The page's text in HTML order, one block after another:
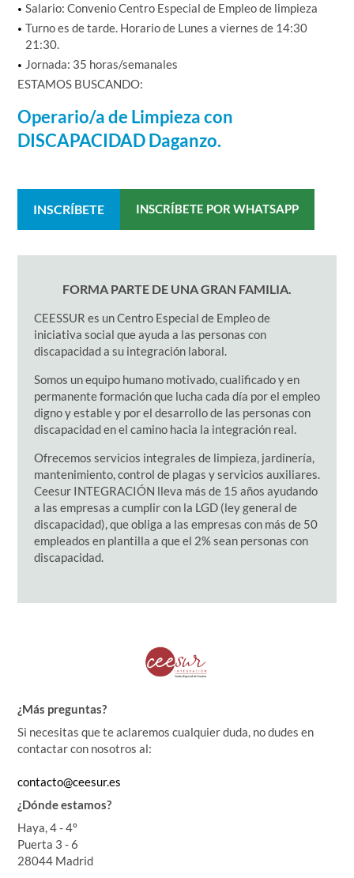
ESTAMOS BUSCANDO:
Operario/a de Limpieza con
DISCAPACIDAD Daganzo.
INSCRÍBETE INSCRÍBETE POR WHATSAPP
Salario: Convenio Centro Especial de Empleo de limpieza
Turno es de tarde. Horario de Lunes a viernes de 14:30
21:30.
Jornada: 35 horas/semanales
FORMA PARTE DE UNA GRAN FAMILIA.
CEESSUR es un Centro Especial de Empleo de
iniciativa social que ayuda a las personas con
discapacidad a su integración laboral.
Somos un equipo humano motivado, cualificado y en
permanente formación que lucha cada día por el empleo
digno y estable y por el desarrollo de las personas con
discapacidad en el camino hacia la integración real.
Ofrecemos servicios integrales de limpieza, jardinería,
mantenimiento, control de plagas y servicios auxiliares.
Ceesur INTEGRACIÓN lleva más de 15 años ayudando
a las empresas a cumplir con la LGD (ley general de
discapacidad), que obliga a las empresas con más de 50
empleados en plantilla a que el 2% sean personas con
discapacidad.
¿Más preguntas?
Si necesitas que te aclaremos cualquier duda, no dudes en
contactar con nosotros al:
contacto@ceesur.es
¿Dónde estamos?
Haya, 4 - 4º
Puerta 3 - 6
28044 Madrid